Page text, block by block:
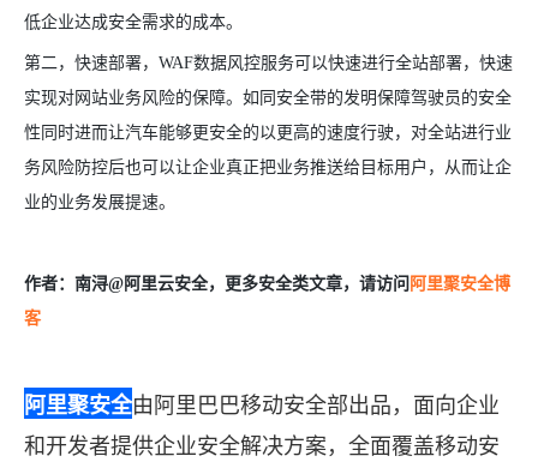
低企业达成安全需求的成本。
第二，快速部署，WAF数据风控服务可以快速进行全站部署，快速
实现对网站业务风险的保障。如同安全带的发明保障驾驶员的安全
性同时进而让汽车能够更安全的以更高的速度行驶，对全站进行业
务风险防控后也可以让企业真正把业务推送给目标用户，从而让企
业的业务发展提速。
作者： 南浔@阿里云安全， 更多安全类文章，请访问 阿里聚安全博
客
阿里聚安全由阿里巴巴移动安全部出品，面向企业
和开发者提供企业安全解决方案，全面覆盖移动安